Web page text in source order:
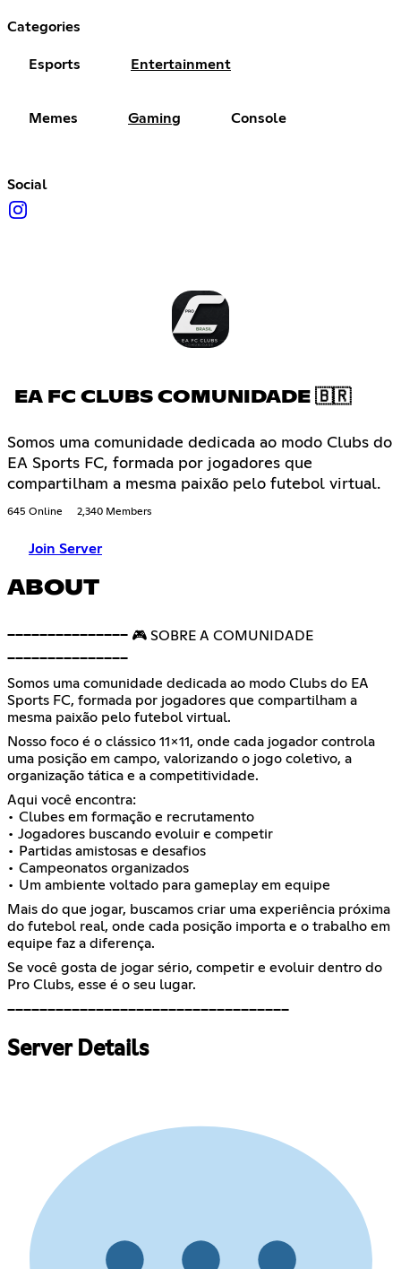
Categories
Esports Entertainment
Memes Gaming Console
Social
EA FC CLUBS COMUNIDADE 🇧🇷
Somos uma comunidade dedicada ao modo Clubs do
EA Sports FC, formada por jogadores que
compartilham a mesma paixão pelo futebol virtual.
645 Online 2,340 Members
Join Server
ABOUT
━━━━━━━━━━━━━━━ 🎮 SOBRE A COMUNIDADE
━━━━━━━━━━━━━━━
Somos uma comunidade dedicada ao modo Clubs do EA
Sports FC, formada por jogadores que compartilham a
mesma paixão pelo futebol virtual.
Nosso foco é o clássico 11x11, onde cada jogador controla
uma posição em campo, valorizando o jogo coletivo, a
organização tática e a competitividade.
Aqui você encontra:
• Clubes em formação e recrutamento
• Jogadores buscando evoluir e competir
• Partidas amistosas e desafios
• Campeonatos organizados
• Um ambiente voltado para gameplay em equipe
Mais do que jogar, buscamos criar uma experiência próxima
do futebol real, onde cada posição importa e o trabalho em
equipe faz a diferença.
Se você gosta de jogar sério, competir e evoluir dentro do
Pro Clubs, esse é o seu lugar.
━━━━━━━━━━━━━━━━━━━━━━━━━━━━━━━━━━━
Server Details